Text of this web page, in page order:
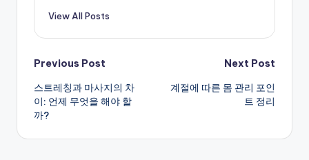
View All Posts
Post
navigation
Previous Post
스트레칭과 마사지의 차
이: 언제 무엇을 해야 할
까?
Next Post
계절에 따른 몸 관리 포인
트 정리